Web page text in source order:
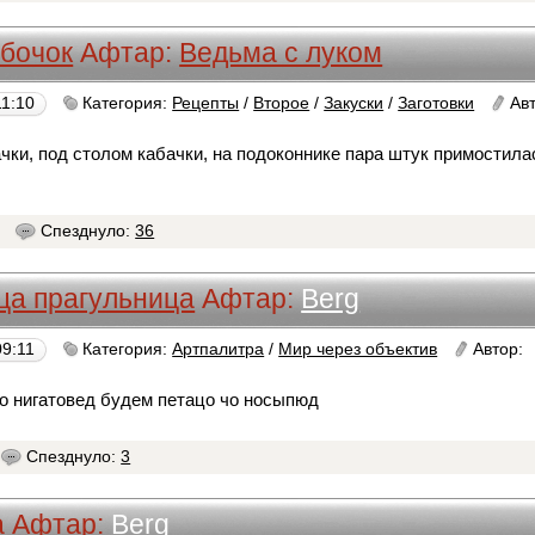
Афтар:Ведьма с луком
Категория: Рецепты / Второе /Закуски /Заготовки
под столом кабачки, на подоконнике пара штук
Спезднуло:36
прагульница Афтар:Berg
Категория:Артпалитра / Мир через объектив Автор:
нигатовед будем петацо чо носыпюд
Спезднуло:3
Афтар:Berg